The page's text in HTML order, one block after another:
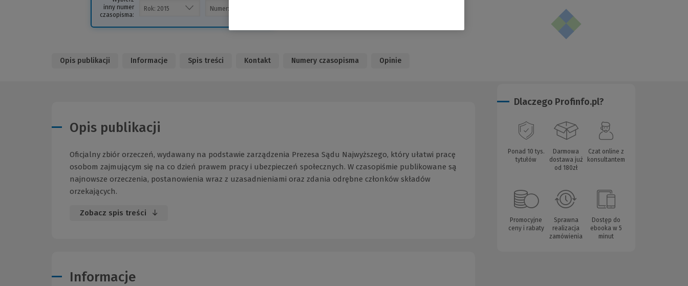
inny numer
czasopisma:
Opis publikacji Informacje Spis treści Kontakt Numery czasopisma Opinie
Opis publikacji
Oficjalny zbiór orzeczeń, wydawany na podstawie zarządzenia Prezesa Sądu Najwyższego, który ułatwi pracę
osobom zajmującym się na co dzień prawem pracy i ubezpieczeń społecznych. W czasopiśmie publikowane są
najnowsze orzeczenia, postanowienia wraz z uzasadnieniami oraz zdania odrębne członków składów
orzekających.
Zobacz spis treści
Informacje
Dlaczego Profinfo.pl?
Ponad 10 tys.
tytułów
Darmowa
dostawa już
od 180zł
Czat online z
konsultantem
Promocyjne
ceny i rabaty
Sprawna
realizacja
zamówienia
Dostęp do
ebooka w 5
minut